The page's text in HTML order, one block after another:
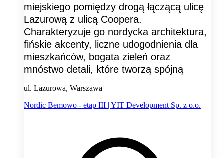
miejskiego pomiędzy drogą łączącą ulicę
Lazurową z ulicą Coopera.
Charakteryzuje go nordycka architektura,
fińskie akcenty, liczne udogodnienia dla
mieszkańców, bogata zieleń oraz
mnóstwo detali, które tworzą spójną
ul. Lazurowa, Warszawa
Nordic Bemowo - etap III | YIT Development Sp. z o.o.